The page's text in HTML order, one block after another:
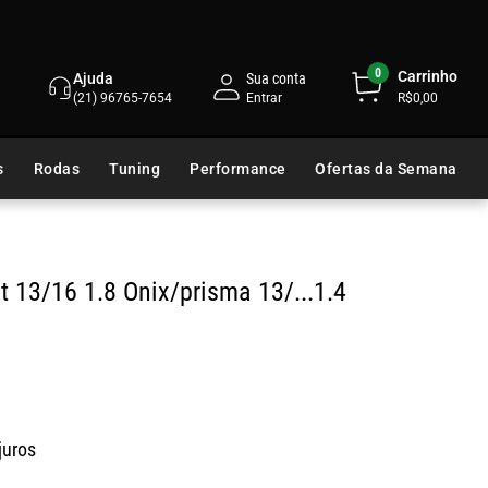
Ajuda
(21) 96765-7654
Sua conta 0 Carrinho
R$0,00
Rodas Tuning Performance Ofertas da Semana
13/16 1.8 Onix/prisma 13/...1.4